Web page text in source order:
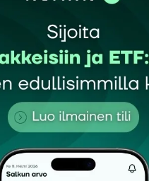
Pakolliset kentät on merkitty